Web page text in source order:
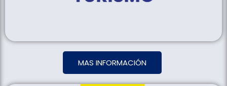
MAS INFORMACIÓN